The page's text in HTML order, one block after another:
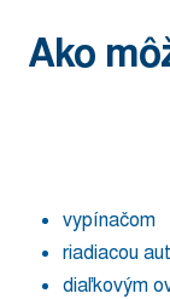
Ako
vypínačom
riadiacou
diaľkovým